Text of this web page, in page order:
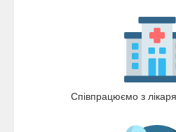
Співпрацюємо з